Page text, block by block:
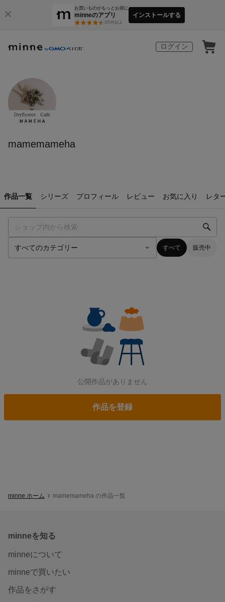
お買いものがもっとお得に
minneのアプリ
3万件以上
インストールする
ログイン
mamemameha
作品一覧 シリーズ プロフィール レビュー お気に入り レタ
すべて 販売中
公開作品がありません
作品を登録
minne ホーム mamemameha の作品一覧
minneを知る
minneについて
minneで買いたい
作品をさがす